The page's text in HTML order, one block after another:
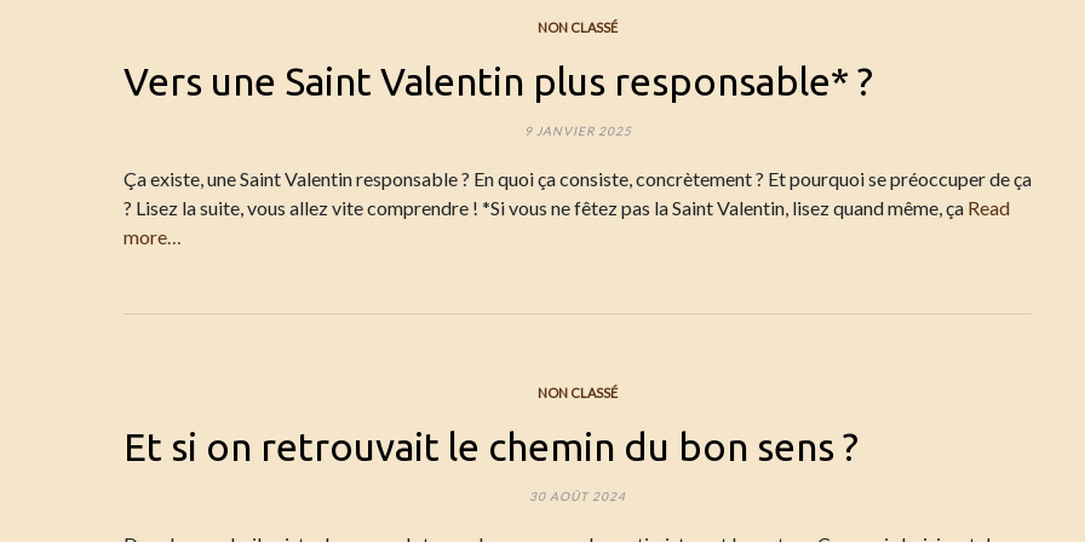
NON CLASSÉ
Vers une Saint Valentin plus responsable* ?
9 JANVIER 2025
Ça existe, une Saint Valentin responsable ? En quoi ça consiste, concrètement ? Et pourquoi se préoccuper de ça
? Lisez la suite, vous allez vite comprendre ! *Si vous ne fêtez pas la Saint Valentin, lisez quand même, ça Read
more…
NON CLASSÉ
Et si on retrouvait le chemin du bon sens ?
30 AOÛT 2024